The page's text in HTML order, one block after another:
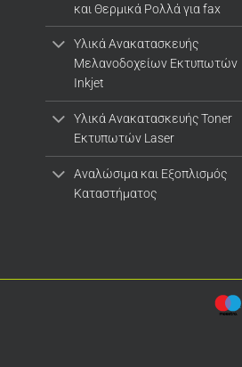
και Θερμικά Ρολλά για fax
Υλικά Ανακατασκευής
Μελανοδοχείων Εκτυπωτών
Inkjet
Υλικά Ανακατασκευής Toner
Εκτυπωτών Laser
Αναλώσιμα και Εξοπλισμός
Καταστήματος